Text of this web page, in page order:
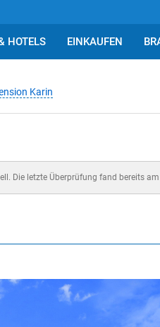
HOTELS EINKAUFEN
Karin
Die letzte Überprüfung fand bereits